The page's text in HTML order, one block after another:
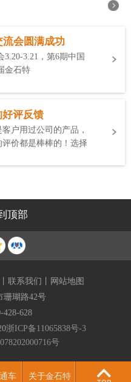
流会圆满成功
3.21，第6期中国
金石特
评反馈
户用过公司的产品，
价都是棒棒的！选择
顶部
联系我们
网站地图
珊瑚路42号
428-628
浙ICP备11065838号-3
号
车 关于金石特